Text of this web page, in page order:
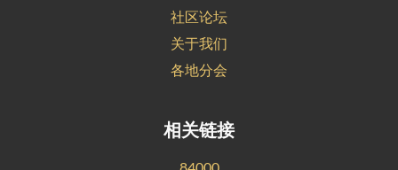
社区论坛
关于我们
各地分会
相关链接